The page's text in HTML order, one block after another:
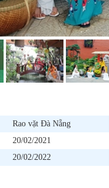
Rao vặt Đà Nẵng
20/02/2021
20/02/2022